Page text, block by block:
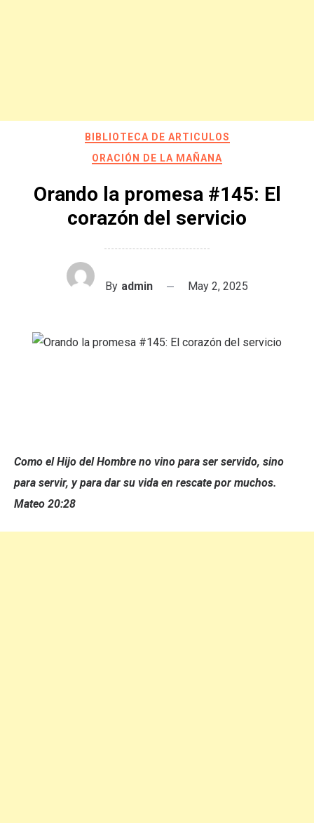
BIBLIOTECA DE ARTICULOS
ORACIÓN DE LA MAÑANA
Orando la promesa #145: El
corazón del servicio
By admin May 2, 2025
Como el Hijo del Hombre no vino para ser servido, sino
para servir, y para dar su vida en rescate por muchos.
Mateo 20:28